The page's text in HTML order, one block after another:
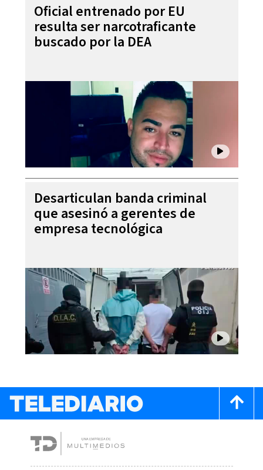
Oficial entrenado por EU
resulta ser narcotraficante
buscado por la DEA
Desarticulan banda criminal
que asesinó a gerentes de
empresa tecnológica